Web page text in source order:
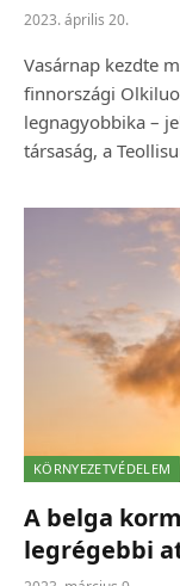
2023. április 20.
Vasárnap kezdte
finnországi
legnagyobbika –
társaság, a
KÖRNYEZETVÉDELEM
A belga
legrégebbi